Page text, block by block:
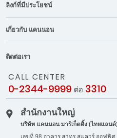
ลิงก์ที่มีประโยชน์
เกี่ยวกับ แคนนอน
ติดต่อเรา
CALL CENTER
0-2344-9999 ต่อ 3310
สำนักงานใหญ่
บริษัท แคนนอน มาร์เก็ตติ้ง (ไทยแลนด์
เลขที่ 98 อาคาร สาทร สแควร์ ออฟฟิ